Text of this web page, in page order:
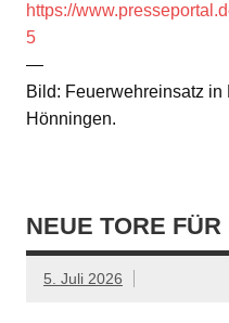
https://
5
—
Bild: Feuerwehreinsatz
Hönningen.
NEUE TORE
5. Juli 2026